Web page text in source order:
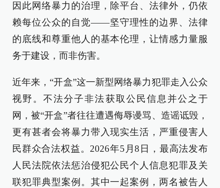
因此网络暴力的治理，除平台、法律外，仍依
赖每位公众的自觉——坚守理性的边界、法律
的底线和尊重他人的基本伦理，让情感力量服
务于建设，而非伤害。
近年来，“开盒”这一新型网络暴力犯罪走入公众
视野。不法分子非法获取公民信息并公之于
网，被“开盒”者往往遭遇侮辱谩骂、造谣诋毁，
更有甚者会将暴力带入现实生活，严重侵害人
民群众合法权益。2026年5月8日，最高法发布
人民法院依法惩治侵犯公民个人信息犯罪及关
联犯罪典型案例。其中一起案例，两名被告人